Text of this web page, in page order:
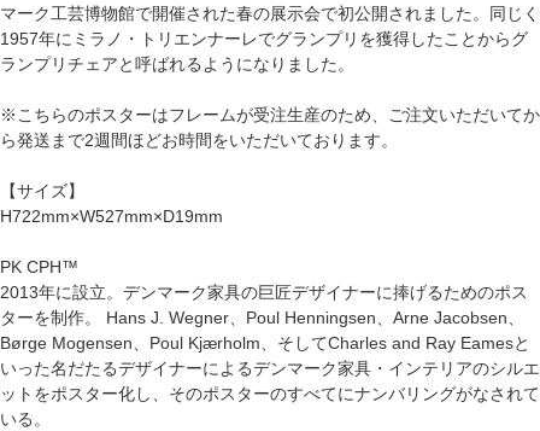
マーク工芸博物館で開催された春の展示会で初公開されました。同じく
1957年にミラノ・トリエンナーレでグランプリを獲得したことからグ
ランプリチェアと呼ばれるようになりました。
※こちらのポスターはフレームが受注生産のため、ご注文いただいてか
ら発送まで2週間ほどお時間をいただいております。
【サイズ】
H722mm×W527mm×D19mm
PK CPH™
2013年に設立。デンマーク家具の巨匠デザイナーに捧げるためのポス
ターを制作。 Hans J. Wegner、Poul Henningsen、Arne Jacobsen、
Børge Mogensen、Poul Kjærholm、そしてCharles and Ray Eamesと
いった名だたるデザイナーによるデンマーク家具・インテリアのシルエ
ットをポスター化し、そのポスターのすべてにナンバリングがなされて
いる。